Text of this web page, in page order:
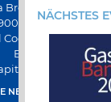
12,
Fax +39
01661640175
BS-258271
€ 500.000,00
NEUE OMAL-APP
NÄCHSTES